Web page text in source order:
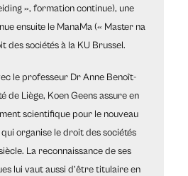
», formation continue), une
ensuite le ManaMa (« Master na
des sociétés à la KU Brussel.
le professeur Dr Anne Benoît-
de Liège, Koen Geens assure en
scientifique pour le nouveau
organise le droit des sociétés
La reconnaissance de ses
lui vaut aussi d’être titulaire en